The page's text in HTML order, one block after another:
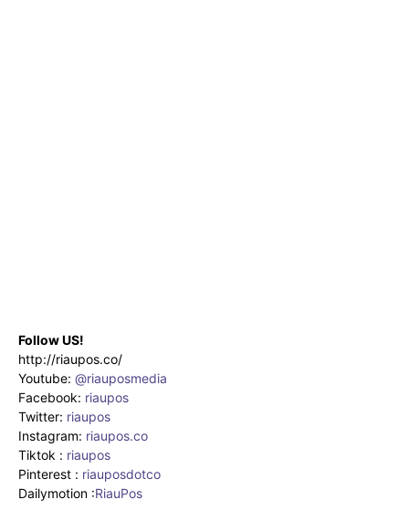
Follow US!
http://riaupos.co/
Youtube: @riauposmedia
Facebook: riaupos
Twitter: riaupos
Instagram: riaupos.co
Tiktok : riaupos
Pinterest : riauposdotco
Dailymotion :RiauPos